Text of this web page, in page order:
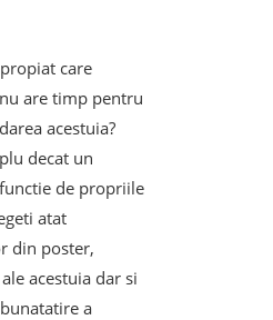
care
are timp pentru
acestuia?
decat un
de propriile
atat
din poster,
acestuia dar si
a